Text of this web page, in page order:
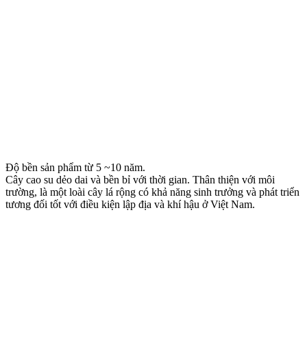
Độ bền sản phẩm từ 5 ~10 năm.
Cây cao su dẻo dai và bền bỉ với thời gian. Thân thiện với môi
trường, là một loài cây lá rộng có khả năng sinh trưởng và phát triển
tương đối tốt với điều kiện lập địa và khí hậu ở Việt Nam.